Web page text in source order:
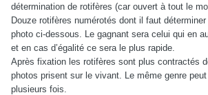
détermination de rotifères (car ouvert à tout le
Douze rotifères numérotés dont il faut
photo ci-dessous. Le gagnant sera celui qui en
et en cas d’égalité ce sera le plus rapide.
Après fixation les rotifères sont plus contractés
photos prisent sur le vivant. Le même genre
plusieurs fois.